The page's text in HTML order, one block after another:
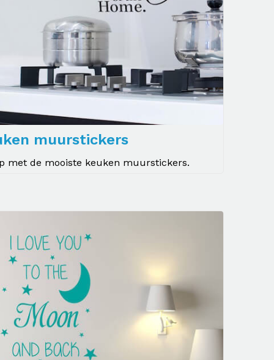
muurstickers
met de mooiste keuken muurstickers.